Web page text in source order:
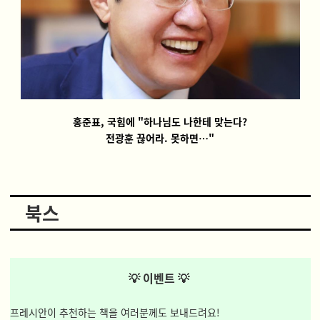
홍준표, 국힘에 "하나님도 나한테 맞는다?
전광훈 끊어라. 못하면…"
북스
💡 이벤트 💡
프레시안이 추천하는 책을 여러분께도 보내드려요!